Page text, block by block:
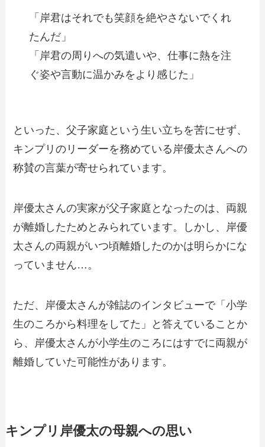
「岸君はそれでも笑顔を絶やさないでくれ
たんだ」
「岸君の周りへの気遣いや、仕事に熱を注
ぐ姿や言動に温かみをより感じた」
といった、父子家庭という生い立ちを苦にせず、
キンプリのリーダーを務めている岸優太さんへの
称賛の言葉が寄せられています。
岸優太さんの実家が父子家庭となったのは、両親
が離婚したためとみられています。しかし、岸優
太さんの両親がいつ頃離婚したのかは明らかにな
っていません…。
ただ、岸優太さんが雑誌のインタビューで「小学
生のころから料理をしてた」と答えていることか
ら、岸優太さんが小学生のころにはすでに両親が
離婚していた可能性があります。
キンプリ岸優太の母親への思い